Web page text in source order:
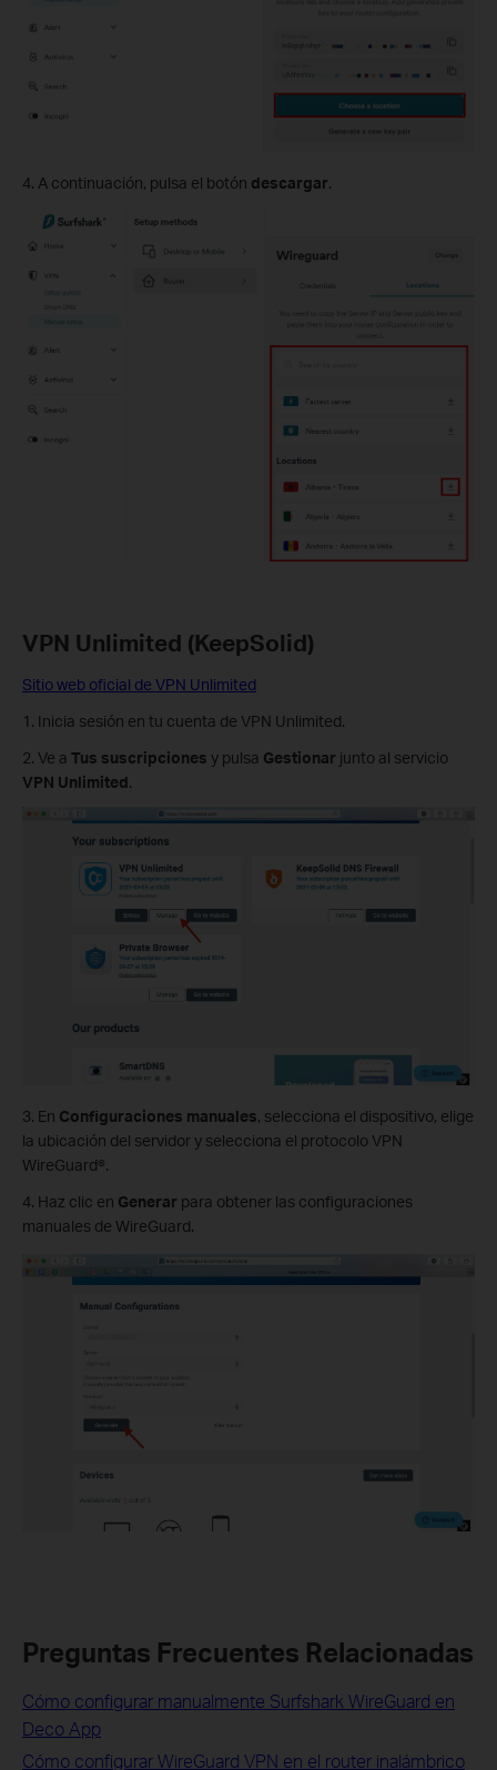
4. A continuación, pulsa el botón descargar.
VPN Unlimited (KeepSolid)
Sitio web oficial de VPN Unlimited
1. Inicia sesión en tu cuenta de VPN Unlimited.
2. Ve a Tus suscripciones y pulsa Gestionar junto al servicio
VPN Unlimited.
3. En Configuraciones manuales, selecciona el dispositivo, elige
la ubicación del servidor y selecciona el protocolo VPN
WireGuard®.
4. Haz clic en Generar para obtener las configuraciones
manuales de WireGuard.
Preguntas Frecuentes Relacionadas
Cómo configurar manualmente Surfshark WireGuard en
Deco App
Cómo configurar WireGuard VPN en el router inalámbrico